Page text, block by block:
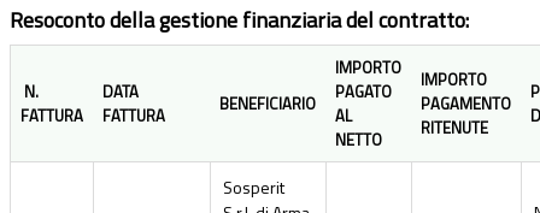
Resoconto della gestione finanziaria del contratto:
N.
FATTURA
DATA
FATTURA
BENEFICIARIO
IMPORTO
PAGATO
AL
NETTO
IMPORTO
PAGAMENTO
RITENUTE
Sosperit